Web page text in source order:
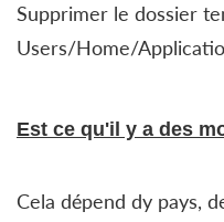
Supprimer le dossier
Users/Home/
Est ce qu'il y a des
Cela dépend dy pays,